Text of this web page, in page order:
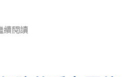
續閱讀